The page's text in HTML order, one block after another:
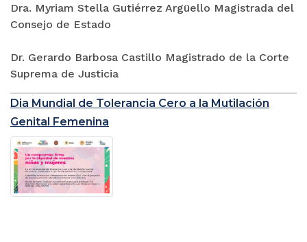
Dra. Myriam Stella Gutiérrez Argüello Magistrada del
Consejo de Estado
Dr. Gerardo Barbosa Castillo Magistrado de la Corte
Suprema de Justicia
Dia Mundial de Tolerancia Cero a la Mutilación
Genital Femenina